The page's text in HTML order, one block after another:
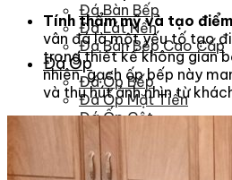
Đá Bàn Bếp
Đá Lát Nền
Đá Bàn Bếp Cao Cấp
Đá Ốp
Đá Ốp Bếp
Đá Ốp Mặt Tiền
Đá Ốp Cột
Đá Ốp Mộ
Đá Ốp Thang Máy
Đá Ốp Bàn Bếp Nhân
Tính thẩm mỹ và tạo
vân đá là một yếu tố tạo
trong thiết kế không gian
nhiên, gạch ốp bếp này
và thu hút ánh nhìn từ